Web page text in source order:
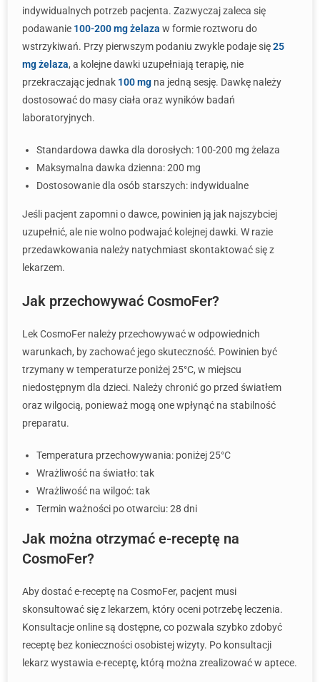
indywidualnych potrzeb pacjenta. Zazwyczaj zaleca się
podawanie 100-200 mg żelaza w formie roztworu do
wstrzykiwań. Przy pierwszym podaniu zwykle podaje się25
mg żelaza, a kolejne dawki uzupełniają terapię, nie
przekraczając jednak 100 mg na jedną sesję. Dawkę należy
dostosować do masy ciała oraz wyników badań
laboratoryjnych.
Standardowa dawka dla dorosłych: 100-200 mg żelaza
Maksymalna dawka dzienna: 200 mg
Dostosowanie dla osób starszych: indywidualne
Jeśli pacjent zapomni o dawce, powinien ją jak najszybciej
uzupełnić, ale nie wolno podwajać kolejnej dawki. W razie
przedawkowania należy natychmiast skontaktować się z
lekarzem.
Jak przechowywać CosmoFer?
Lek CosmoFer należy przechowywać w odpowiednich
warunkach, by zachować jego skuteczność. Powinien być
trzymany w temperaturze poniżej 25°C, w miejscu
niedostępnym dla dzieci. Należy chronić go przed światłem
oraz wilgocią, ponieważ mogą one wpłynąć na stabilność
preparatu.
Temperatura przechowywania: poniżej 25°C
Wrażliwość na światło: tak
Wrażliwość na wilgoć: tak
Termin ważności po otwarciu: 28 dni
Jak można otrzymać e-receptę na
CosmoFer?
Aby dostać e-receptę na CosmoFer, pacjent musi
skonsultować się z lekarzem, który oceni potrzebę leczenia.
Konsultacje online są dostępne, co pozwala szybko zdobyć
receptę bez konieczności osobistej wizyty. Po konsultacji
lekarz wystawia e-receptę, którą można zrealizować w aptece.